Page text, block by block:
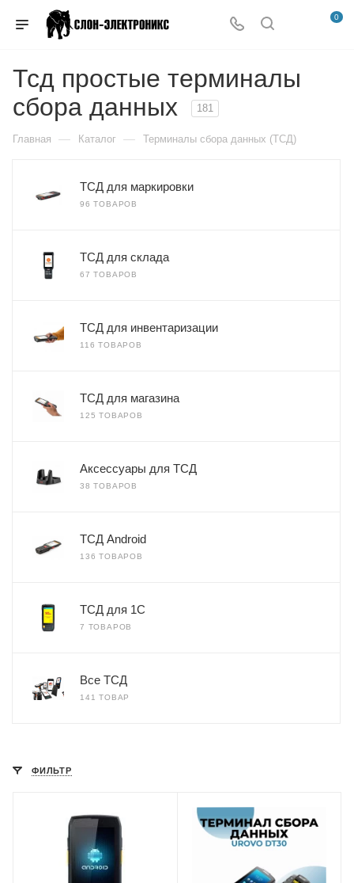
0
Тсд простые терминалы
сбора данных
181
Главная — Каталог — Терминалы сбора данных (ТСД)
ТСД для маркировки
96 ТОВАРОВ
ТСД для склада
67 ТОВАРОВ
ТСД для инвентаризации
116 ТОВАРОВ
ТСД для магазина
125 ТОВАРОВ
Аксессуары для ТСД
38 ТОВАРОВ
ТСД Android
136 ТОВАРОВ
ТСД для 1С
7 ТОВАРОВ
Все ТСД
141 ТОВАР
ФИЛЬТР